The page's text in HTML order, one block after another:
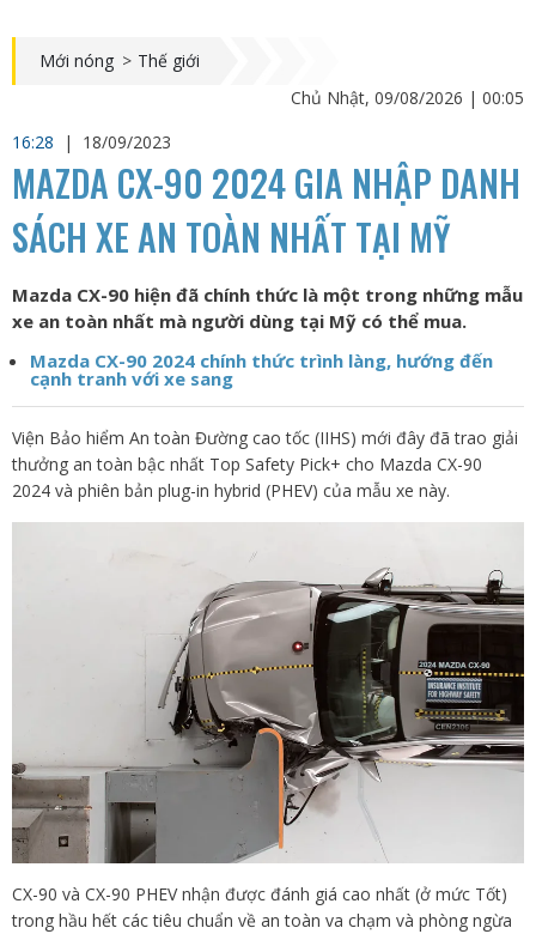
Mới nóng > Thế giới
Chủ Nhật, 09/08/2026 | 00:05
16:28
| 18/09/2023
MAZDA CX-90 2024 GIA NHẬP DANH
SÁCH XE AN TOÀN NHẤT TẠI MỸ
Mazda CX-90 hiện đã chính thức là một trong những mẫu
xe an toàn nhất mà người dùng tại Mỹ có thể mua.
Mazda CX-90 2024 chính thức trình làng, hướng đến
cạnh tranh với xe sang
Viện Bảo hiểm An toàn Đường cao tốc (IIHS) mới đây đã trao giải
thưởng an toàn bậc nhất Top Safety Pick+ cho Mazda CX-90
2024 và phiên bản plug-in hybrid (PHEV) của mẫu xe này.
CX-90 và CX-90 PHEV nhận được đánh giá cao nhất (ở mức Tốt)
trong hầu hết các tiêu chuẩn về an toàn va chạm và phòng ngừa